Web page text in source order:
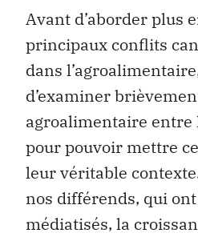
Avant d’aborder plus
principaux conflits
dans
d’examiner
agroalimentaire entre
pour pouvoir mettre
leur véritable
nos différends, qui
médiatisés, la